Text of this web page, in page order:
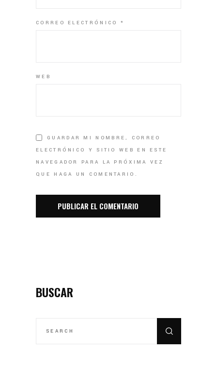
CORREO ELECTRÓNICO *
WEB
GUARDAR MI NOMBRE, CORREO
ELECTRÓNICO Y SITIO WEB EN ESTE
NAVEGADOR PARA LA PRÓXIMA VEZ
QUE HAGA UN COMENTARIO.
BUSCAR